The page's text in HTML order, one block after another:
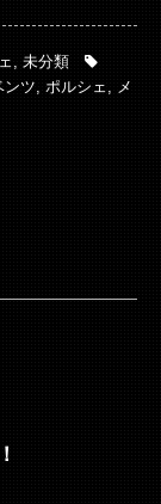
, 未分類
ンツ, ポルシェ, メ